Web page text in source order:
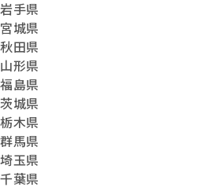
岩手県
宮城県
秋田県
山形県
福島県
茨城県
栃木県
群馬県
埼玉県
千葉県